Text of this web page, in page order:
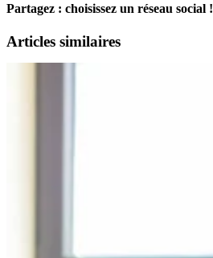
Partagez : choisissez un réseau social !
Facebook
X
Reddit
LinkedIn
WhatsApp
Pinterest
Email
Articles similaires